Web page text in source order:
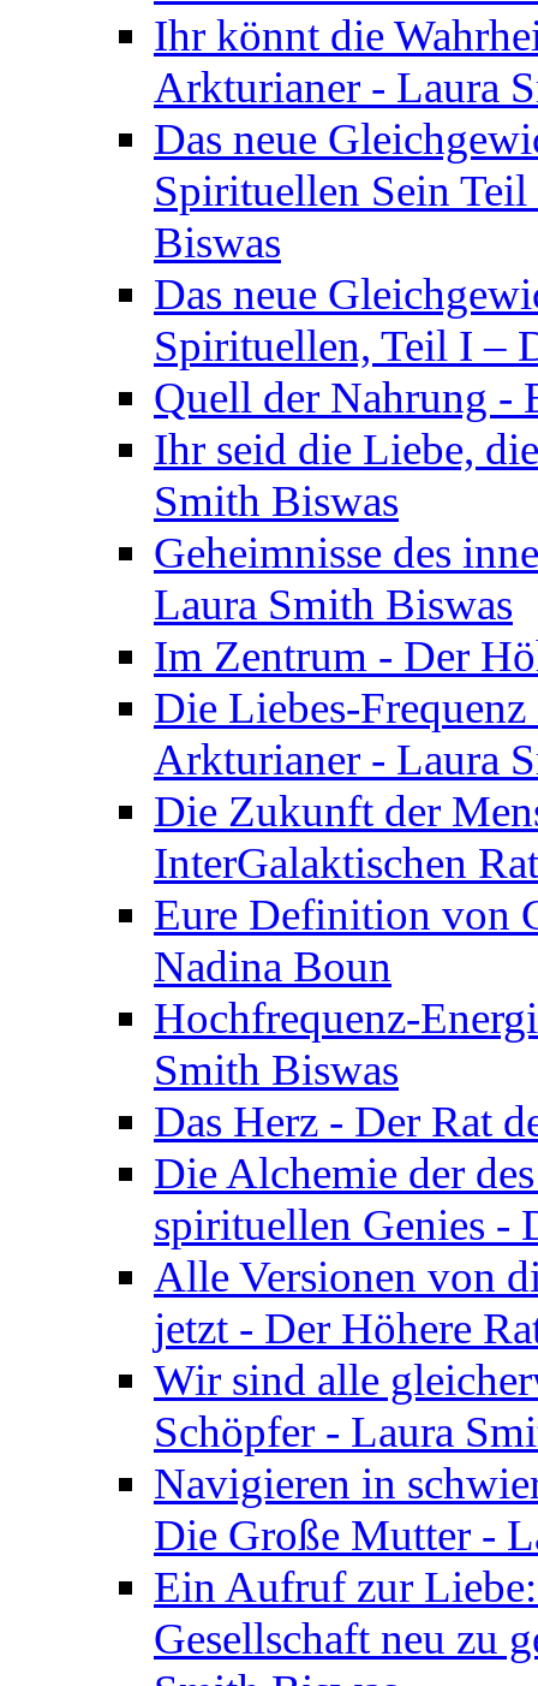
Ihr könnt die
Arkturianer - Laura
Das neue
Spirituellen Sein
Biswas
Das neue
Spirituellen, Teil I –
Quell der Nahrung -
Ihr seid die Liebe,
Smith Biswas
Geheimnisse des
Laura Smith Biswas
Im Zentrum - Der
Die Liebes-
Arkturianer - Laura
Die Zukunft der
InterGalaktischen
Eure Definition von
Nadina Boun
Hochfrequenz-
Smith Biswas
Das Herz - Der Rat
Die Alchemie der
spirituellen Genies -
Alle Versionen von
jetzt - Der Höhere
Wir sind alle
Schöpfer - Laura
Navigieren in
Die Große Mutter -
Ein Aufruf zur
Gesellschaft neu zu